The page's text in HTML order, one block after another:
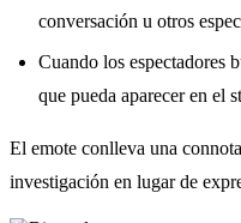
conversación u otros
Cuando los espectadores
que pueda aparecer en el
El emote conlleva una
investigación en lugar de